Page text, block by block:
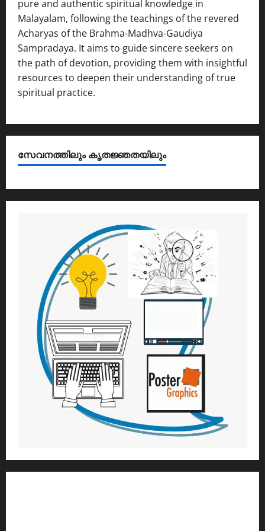
pure and authentic spiritual knowledge in
Malayalam, following the teachings of the revered
Acharyas of the Brahma-Madhva-Gaudiya
Sampradaya. It aims to guide sincere seekers on
the path of devotion, providing them with insightful
resources to deepen their understanding of true
spiritual practice.
സേവനത്തിലും കൃതജ്ഞതയിലും